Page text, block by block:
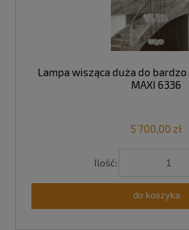
Lampa wisząca duża do
MAXI 6336
5 700,00 zł
Ilość:
do koszyka